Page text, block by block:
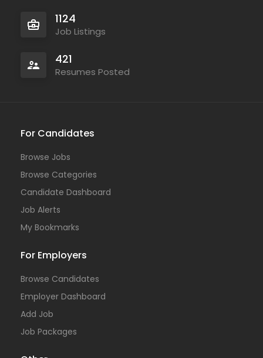
1124
Job Listings
421
Resumes Posted
For Candidates
Browse Jobs
Browse Categories
Candidate Dashboard
Job Alerts
My Bookmarks
For Employers
Browse Candidates
Employer Dashboard
Add Job
Job Packages